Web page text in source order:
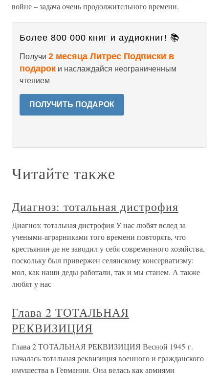
войне – задача очень продолжительного времени.
Более 800 000 книг и аудиокниг! 📚
Получи 2 месяца Литрес Подписки в
подарок и наслаждайся неограниченным
чтением
ПОЛУЧИТЬ ПОДАРОК
Читайте также
Диагноз: тотальная дистрофия
Диагноз: тотальная дистрофия У нас любят вслед за
учеными-аграрниками того времени повторять, что
крестьянин-де не заводил у себя современного хозяйства,
поскольку был привержен селянскому консерватизму:
мол, как наши деды работали, так и мы станем. А также
любят у нас
Глава 2 ТОТАЛЬНАЯ
РЕКВИЗИЦИЯ
Глава 2 ТОТАЛЬНАЯ РЕКВИЗИЦИЯ Весной 1945 г.
началась тотальная реквизиция военного и гражданского
имущества в Германии. Она велась как армиями